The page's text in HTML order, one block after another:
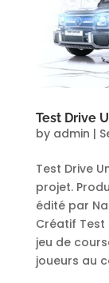
Test Drive
by admin |
Test Drive
projet.
édité par
Créatif Test
jeu de
joueurs au